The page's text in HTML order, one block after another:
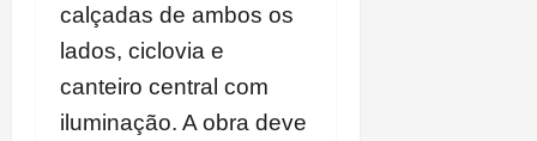
calçadas de ambos os
lados, ciclovia e
canteiro central com
iluminação. A obra deve